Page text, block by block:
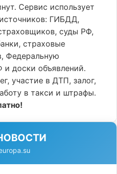
Сервис использует
ГИБДД,
суды РФ,
страховые
Федеральную
доски объявлений.
участие в ДТП, залог,
в такси и штрафы.